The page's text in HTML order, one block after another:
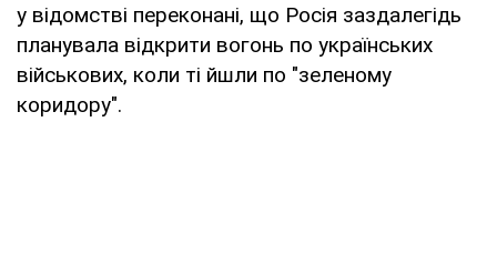
у відомстві переконані, що Росія заздалегідь
планувала відкрити вогонь по українських
військових, коли ті йшли по "зеленому
коридору".